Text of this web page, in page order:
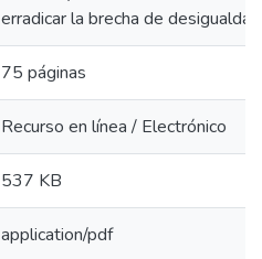
erradicar la brecha de
75 páginas
Recurso en línea / Electrónico
537 KB
application/pdf